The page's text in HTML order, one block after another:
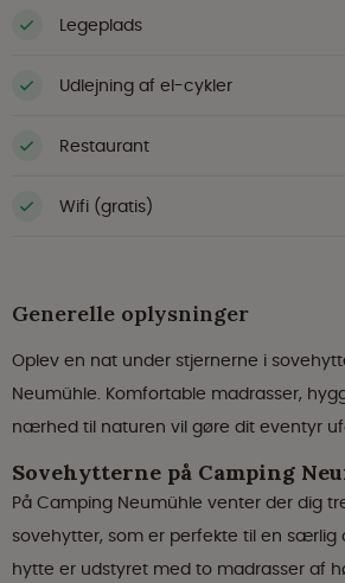
Legeplads
Udlejning af el-cykler
Restaurant
Wifi (gratis)
Generelle oplysninger
Oplev en nat under stjernerne i
Neumühle. Komfortable madrasser,
nærhed til naturen vil gøre dit eventyr
Sovehytterne på Camping
På Camping Neumühle venter der dig
sovehytter, som er perfekte til en særlig
hytte er udstyret med to madrasser af